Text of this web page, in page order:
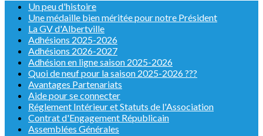
Un peu d'histoire
Une médaille bien méritée pour notre Président
La GV d'Albertville
Adhésions 2025-2026
Adhésions 2026-2027
Adhésion en ligne saison 2025-2026
Quoi de neuf pour la saison 2025-2026 ???
Avantages Partenariats
Aide pour se connecter
Réglement Intérieur et Statuts de l'Association
Contrat d'Engagement Républicain
Assemblées Générales